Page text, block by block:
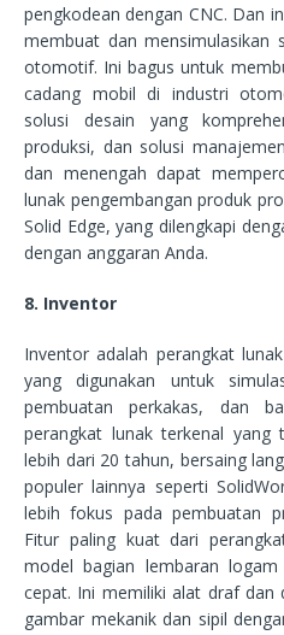
pengkodean dengan CNC. Dan
membuat dan mensimulasikan
otomotif. Ini bagus untuk
cadang mobil di industri
solusi desain yang
produksi, dan solusi
dan menengah dapat
lunak pengembangan produk
Solid Edge, yang dilengkapi
dengan anggaran Anda.
8. Inventor
Inventor adalah perangkat
yang digunakan untuk
pembuatan perkakas, dan
perangkat lunak terkenal yang
lebih dari 20 tahun, bersaing
populer lainnya seperti
lebih fokus pada pembuatan
Fitur paling kuat dari
model bagian lembaran
cepat. Ini memiliki alat draf dan
gambar mekanik dan sipil